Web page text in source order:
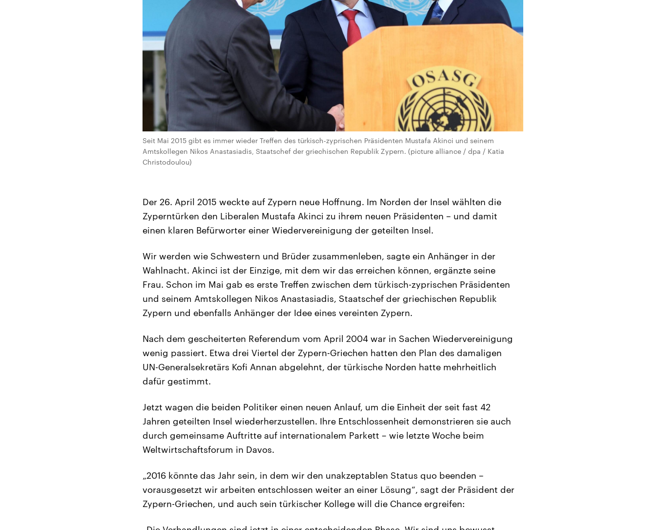
Seit Mai 2015 gibt es immer wieder Treffen des türkisch-zyprischen Präsidenten Mustafa Akinci und seinem
Amtskollegen Nikos Anastasiadis, Staatschef der griechischen Republik Zypern. (picture alliance / dpa / Katia
Christodoulou)
Der 26. April 2015 weckte auf Zypern neue Hoffnung. Im Norden der Insel wählten die
Zyperntürken den Liberalen Mustafa Akinci zu ihrem neuen Präsidenten – und damit
einen klaren Befürworter einer Wiedervereinigung der geteilten Insel.
Wir werden wie Schwestern und Brüder zusammenleben, sagte ein Anhänger in der
Wahlnacht. Akinci ist der Einzige, mit dem wir das erreichen können, ergänzte seine
Frau. Schon im Mai gab es erste Treffen zwischen dem türkisch-zyprischen Präsidenten
und seinem Amtskollegen Nikos Anastasiadis, Staatschef der griechischen Republik
Zypern und ebenfalls Anhänger der Idee eines vereinten Zypern.
Nach dem gescheiterten Referendum vom April 2004 war in Sachen Wiedervereinigung
wenig passiert. Etwa drei Viertel der Zypern-Griechen hatten den Plan des damaligen
UN-Generalsekretärs Kofi Annan abgelehnt, der türkische Norden hatte mehrheitlich
dafür gestimmt.
Jetzt wagen die beiden Politiker einen neuen Anlauf, um die Einheit der seit fast 42
Jahren geteilten Insel wiederherzustellen. Ihre Entschlossenheit demonstrieren sie auch
durch gemeinsame Auftritte auf internationalem Parkett – wie letzte Woche beim
Weltwirtschaftsforum in Davos.
„2016 könnte das Jahr sein, in dem wir den unakzeptablen Status quo beenden –
vorausgesetzt wir arbeiten entschlossen weiter an einer Lösung“, sagt der Präsident der
Zypern-Griechen, und auch sein türkischer Kollege will die Chance ergreifen: